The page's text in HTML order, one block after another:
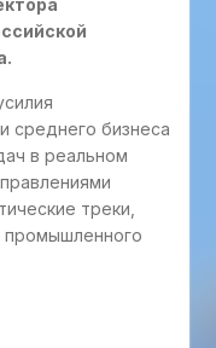
среднего бизнеса
в реальном
треки,